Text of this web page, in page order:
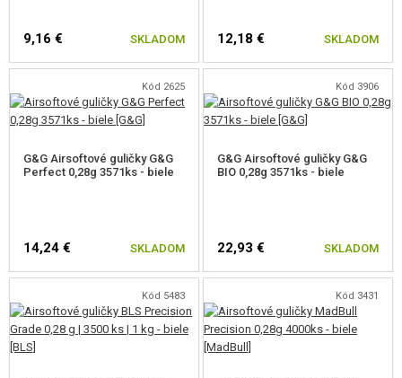
9,16 € SKLADOM 12,18 € SKLADOM
Kód 2625
G&G Airsoftové guličky G&G
Perfect 0,28g 3571ks - biele
14,24 € SKLADOM
Kód 3906
G&G Airsoftové guličky G&G
BIO 0,28g 3571ks - biele
22,93 € SKLADOM
Kód 5483 Kód 3431